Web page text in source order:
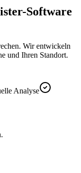
Software
Wir entwickeln
und Ihren Standort.
Analyse